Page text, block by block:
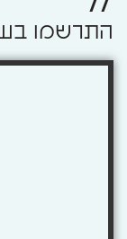
התרשמו